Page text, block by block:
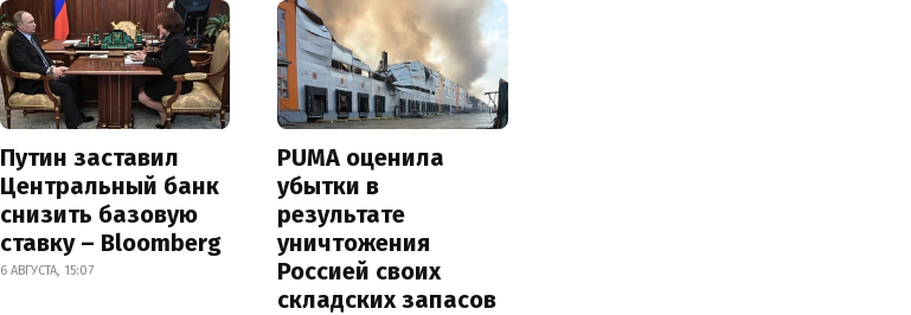
Путин заставил
Центральный банк
снизить базовую
ставку – Bloomberg
6 АВГУСТА, 15:07
PUMA оценила
убытки в
результате
уничтожения
Россией своих
складских запасов